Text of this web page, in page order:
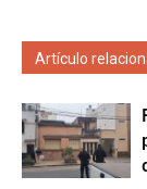
Artículo